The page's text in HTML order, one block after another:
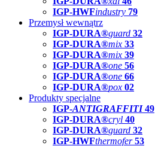
IGP-HWFindustry 79
Przemysł wewnątrz
IGP-DURA®guard 32
IGP-DURA®mix 33
IGP-DURA®mix 39
IGP-DURA®one 56
IGP-DURA®one 66
IGP-DURA®pox 02
Produkty specjalne
IGP-ANTIGRAFFITI49
IGP-DURA®cryl 40
IGP-DURA®guard 32
IGP-HWFthermofer 53